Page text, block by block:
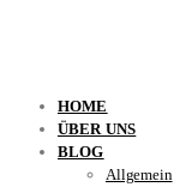
HOME
ÜBER UNS
BLOG
Allgemein